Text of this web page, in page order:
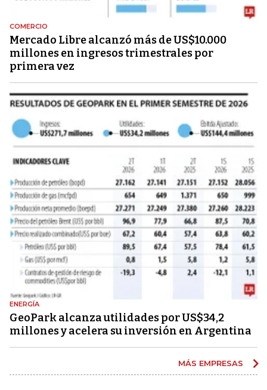
COMERCIO
Mercado Libre alcanzó más de US$10.000
millones en ingresos trimestrales por
primera vez
ENERGÍA
GeoPark alcanza utilidades por US$34,2
millones y acelera su inversión en Argentina
MÁS EMPRESAS